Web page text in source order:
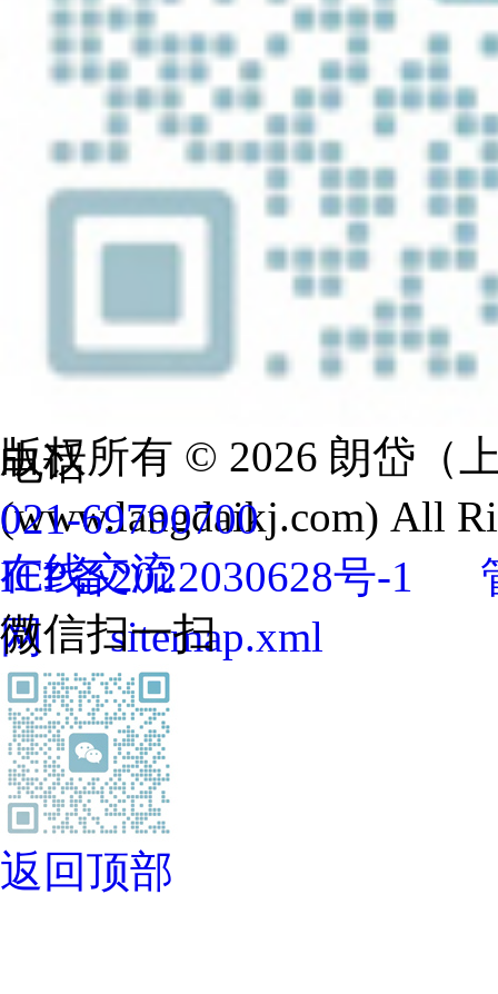
版权所有 © 2026 朗岱（
(www.langdaikj.com) All
ICP备2022030628号-1
网
sitemap.xml
电话
021-69790700
在线交流
微信扫一扫
返回顶部